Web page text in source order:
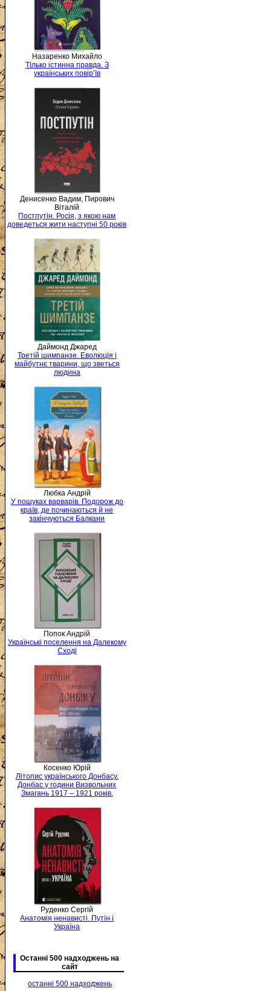
Назаренко Михайло
Тілько істинна правда. З
українських повір’їв
Денисенко Вадим, Пирович
Віталій
Постпутін. Росія, з якою нам
доведеться жити наступні 50 років
Даймонд Джаред
Третій шимпанзе. Еволюція і
майбутнє тварини, що зветься
людина
Любка Андрій
У пошуках варварів. Подорож до
країв, де починаються й не
закінчуються Балкани
Попок Андрій
Українські поселення на Далекому
Сході
Косенко Юрій
Літопис українського Донбасу.
Донбас у години Визвольних
Змагань 1917 – 1921 років.
Руденко Сергій
Анатомія ненависті. Путін і
Україна
Останні 500 надходжень на
сайт
останні 500 надходжень